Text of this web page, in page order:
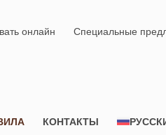
онлайн Специальные
КОНТАКТЫ